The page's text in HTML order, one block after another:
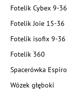
Fotelik Cybex 9-36
Fotelik Joie 15-36
Fotelik isofix 9-36
Fotelik 360
Spacerówka Espiro
Wózek głęboki